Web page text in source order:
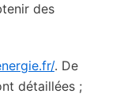
des
. De
détaillées ;